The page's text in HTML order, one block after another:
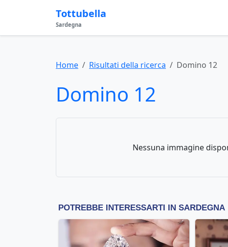
Tottubella
Sardegna
Home Risultati della ricerca Domino 12
Domino 12
Nessuna immagine